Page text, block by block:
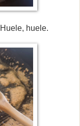
huele.